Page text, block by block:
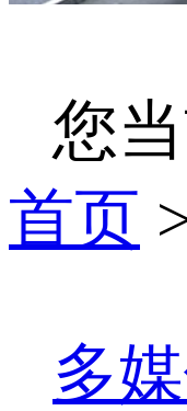
您
首页
多